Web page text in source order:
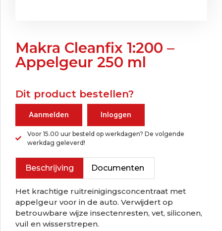
Makra Cleanfix 1:200 –
Appelgeur 250 ml
Dit product bestellen?
Aanmelden Inloggen
Voor 15.00 uur besteld op werkdagen? De volgende
werkdag geleverd!
Beschrijving Documenten
Het krachtige ruitreinigingsconcentraat met
appelgeur voor in de auto. Verwijdert op
betrouwbare wijze insectenresten, vet, siliconen,
vuil en wisserstrepen.